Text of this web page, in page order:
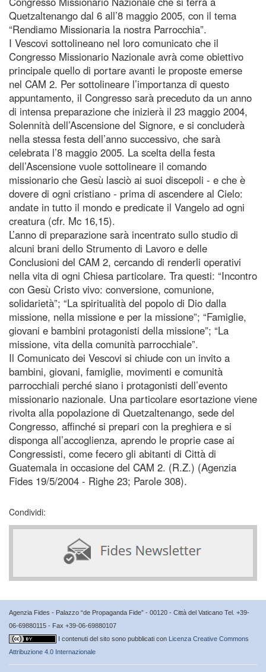
Quetzaltenango dal 6 all’8 maggio 2005, con il tema
“Rendiamo Missionaria la nostra Parrocchia”.
I Vescovi sottolineano nel loro comunicato che il
Congresso Missionario Nazionale avrà come obiettivo
principale quello di portare avanti le proposte emerse
nel CAM 2. Per sottolineare l’importanza di questo
appuntamento, il Congresso sarà preceduto da un anno
di intensa preparazione che inizierà il 23 maggio 2004,
Solennità dell’Ascensione del Signore, e si concluderà
nella stessa festa dell’anno successivo, che sarà
celebrata l’8 maggio 2005. La scelta della festa
dell’Ascensione vuole sottolineare il comando
missionario che Gesù lasciò ai suoi discepoli - e che è
dovere di ogni cristiano - prima di ascendere al Cielo:
andate in tutto il mondo e predicate il Vangelo ad ogni
creatura (cfr. Mc 16,15).
L’anno di preparazione sarà incentrato sullo studio di
alcuni brani dello Strumento di Lavoro e delle
Conclusioni del CAM 2, cercando di renderli operativi
nella vita di ogni Chiesa particolare. Tra questi: “Incontro
con Gesù Cristo vivo: conversione, comunione,
solidarietà”; “La spiritualità del popolo di Dio dalla
missione, nella missione e per la missione”; “Famiglie,
giovani e bambini protagonisti della missione”; “La
missione, vita della comunità parrocchiale”.
Il Comunicato dei Vescovi si chiude con un invito a
bambini, giovani, famiglie, movimenti e comunità
parrocchiali perché siano i protagonisti dell’evento
missionario nazionale. Una particolare esortazione viene
rivolta alla popolazione di Quetzaltenango, sede del
Congresso, affinché si prepari con la preghiera e si
disponga all’accoglienza, aprendo le proprie case ai
Congressisti, come fecero gli abitanti di Città di
Guatemala in occasione del CAM 2. (R.Z.) (Agenzia
Fides 19/5/2004 - Righe 23; Parole 308).
Condividi:
Agenzia Fides - Palazzo “de Propaganda Fide” - 00120 - Città del Vaticano Tel. +39-
06-69880115 - Fax +39-06-69880107
I contenuti del sito sono pubblicati con Licenza Creative Commons
Attribuzione 4.0 Internazionale